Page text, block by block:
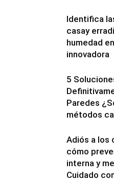
Identifica
casay
humedad
innovadora
5
Paredes
métodos
Adiós a los
cómo
interna y
Cuidado